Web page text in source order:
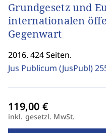
Grundgesetz und
internationalen
Gegenwart
2016. 424 Seiten.
Jus Publicum (JusPubl)
inkl. gesetzl. MwSt.